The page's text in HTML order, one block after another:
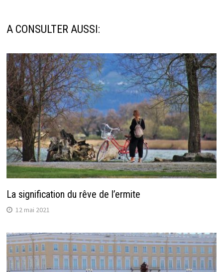
A CONSULTER AUSSI:
La signification du rêve de l’ermite
12 mai 2021